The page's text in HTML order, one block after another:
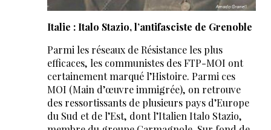
Italie : Italo Stazio, l’antifasciste de Grenoble
Parmi les réseaux de Résistance les plus
efficaces, les communistes des FTP-MOI ont
certainement marqué l’Histoire. Parmi ces
MOI (Main d’œuvre immigrée), on retrouve
des ressortissants de plusieurs pays d’Europe
du Sud et de l’Est, dont l’Italien Italo Stazio,